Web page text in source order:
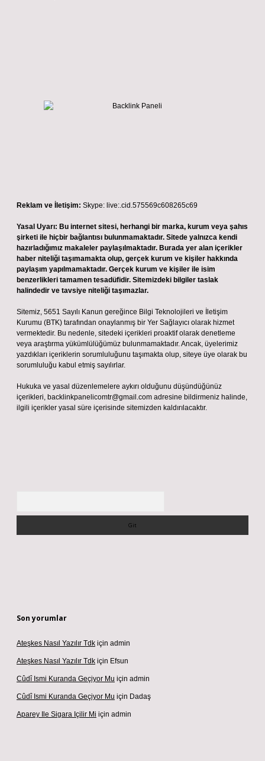
Reklam ve İletişim: Skype: live:.cid.575569c608265c69
Yasal Uyarı: Bu internet sitesi, herhangi bir marka, kurum veya şahıs
şirketi ile hiçbir bağlantısı bulunmamaktadır. Sitede yalnızca kendi
hazırladığımız makaleler paylaşılmaktadır. Burada yer alan içerikler
haber niteliği taşımamakta olup, gerçek kurum ve kişiler hakkında
paylaşım yapılmamaktadır. Gerçek kurum ve kişiler ile isim
benzerlikleri tamamen tesadüfidir. Sitemizdeki bilgiler taslak
halindedir ve tavsiye niteliği taşımazlar.
Sitemiz, 5651 Sayılı Kanun gereğince Bilgi Teknolojileri ve İletişim
Kurumu (BTK) tarafından onaylanmış bir Yer Sağlayıcı olarak hizmet
vermektedir. Bu nedenle, sitedeki içerikleri proaktif olarak denetleme
veya araştırma yükümlülüğümüz bulunmamaktadır. Ancak, üyelerimiz
yazdıkları içeriklerin sorumluluğunu taşımakta olup, siteye üye olarak bu
sorumluluğu kabul etmiş sayılırlar.
Hukuka ve yasal düzenlemelere aykırı olduğunu düşündüğünüz
içerikleri, backlinkpanelicomtr@gmail.com adresine bildirmeniz halinde,
ilgili içerikler yasal süre içerisinde sitemizden kaldırılacaktır.
Son yorumlar
Ateşkes Nasıl Yazılır Tdk için admin
Ateşkes Nasıl Yazılır Tdk için Efsun
Cûdî Ismi Kuranda Geçiyor Mu için admin
Cûdî Ismi Kuranda Geçiyor Mu için Dadaş
Aparey Ile Sigara Içilir Mi için admin